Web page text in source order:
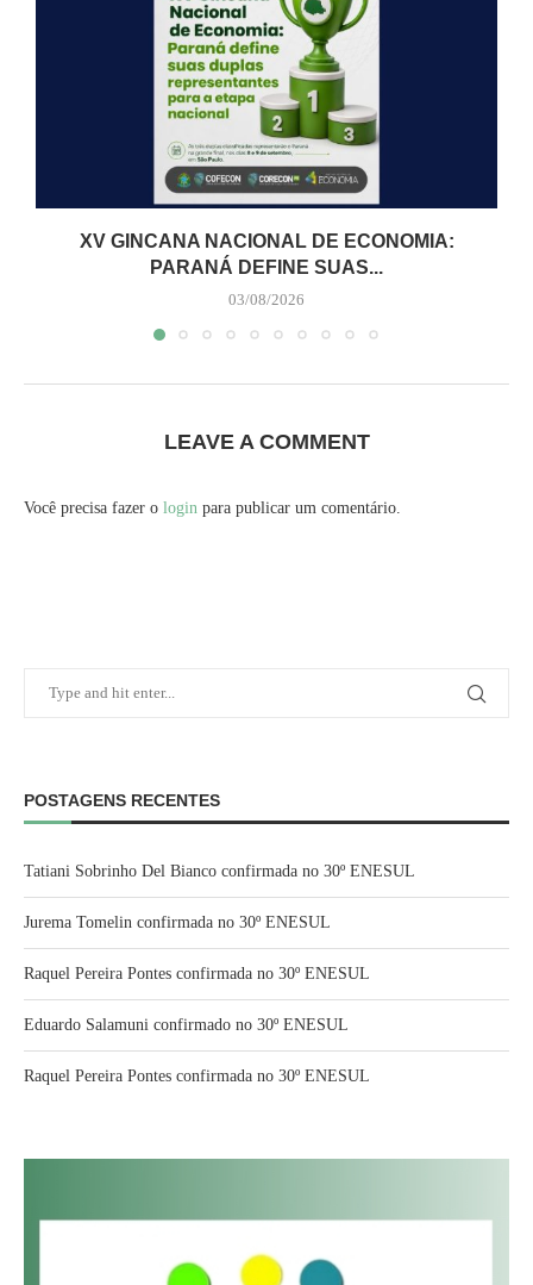
XV GINCANA NACIONAL DE ECONOMIA:
PARANÁ DEFINE SUAS...
03/08/2026
LEAVE A COMMENT
Você precisa fazer o login para publicar um comentário.
POSTAGENS RECENTES
Tatiani Sobrinho Del Bianco confirmada no 30º ENESUL
Jurema Tomelin confirmada no 30º ENESUL
Raquel Pereira Pontes confirmada no 30º ENESUL
Eduardo Salamuni confirmado no 30º ENESUL
Raquel Pereira Pontes confirmada no 30º ENESUL